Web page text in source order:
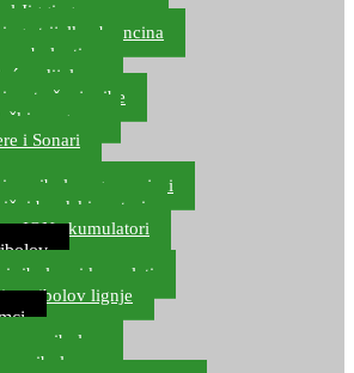
Jigging
strijelke, brancina
za bolentino
odijela
za traženje ribe
program
i Sonari
za ribolov, gumenjaci
brodski motori
ION akumulatori
ribolovni kompleti
za ribolov lignje
za ribolov
za ribolov